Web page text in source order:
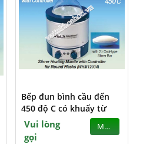
Bếp đun bình cầu đến
450 độ C có khuấy từ
Vui lòng
gọi
MUA